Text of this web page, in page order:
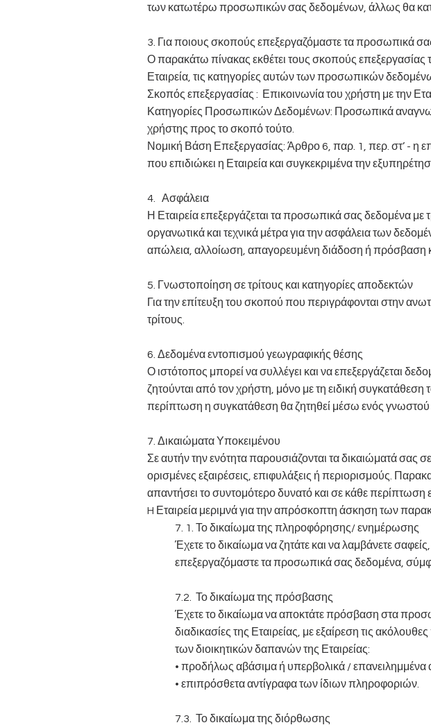
των κατωτέρω προσωπικών σας δεδομένων, άλλως θα
3. Για ποιους σκοπούς επεξεργαζόμαστε τα προσωπικά
Ο παρακάτω πίνακας εκθέτει τους σκοπούς
Εταιρεία, τις κατηγορίες αυτών των προσωπικών
Σκοπός επεξεργασίας : Επικοινωνία του χρήστη με την
Κατηγορίες Προσωπικών Δεδομένων: Προσωπικά
χρήστης προς το σκοπό τούτο.
Νομική Βάση Επεξεργασίας: Άρθρο 6, παρ. 1, περ. στ’ - η
που επιδιώκει η Εταιρεία και συγκεκριμένα την
4. Ασφάλεια
Η Εταιρεία επεξεργάζεται τα προσωπικά σας δεδομένα
οργανωτικά και τεχνικά μέτρα για την ασφάλεια των
απώλεια, αλλοίωση, απαγορευμένη διάδοση ή πρόσβαση
5. Γνωστοποίηση σε τρίτους και κατηγορίες αποδεκτών
Για την επίτευξη του σκοπού που περιγράφονται στην
τρίτους.
6. Δεδομένα εντοπισμού γεωγραφικής θέσης
Ο ιστότοπος μπορεί να συλλέγει και να επεξεργάζεται
ζητούνται από τον χρήστη, μόνο με τη ειδική
περίπτωση η συγκατάθεση θα ζητηθεί μέσω ενός
7. Δικαιώματα Υποκειμένου
Σε αυτήν την ενότητα παρουσιάζονται τα δικαιώματά
ορισμένες εξαιρέσεις, επιφυλάξεις ή περιορισμούς.
απαντήσει το συντομότερο δυνατό και σε κάθε περίπτωση
H Εταιρεία μεριμνά για την απρόσκοπτη άσκηση των
7. 1. Το δικαίωμα της πληροφόρησης/ ενημέρωσης
Έχετε το δικαίωμα να ζητάτε και να λαμβάνετε
επεξεργαζόμαστε τα προσωπικά σας δεδομένα,
7.2. Το δικαίωμα της πρόσβασης
Έχετε το δικαίωμα να αποκτάτε πρόσβαση στα
διαδικασίες της Εταιρείας, με εξαίρεση τις
των διοικητικών δαπανών της Εταιρείας:
• προδήλως αβάσιμα ή υπερβολικά / επανειλημμένα
• επιπρόσθετα αντίγραφα των ίδιων πληροφοριών.
7.3. Το δικαίωμα της διόρθωσης